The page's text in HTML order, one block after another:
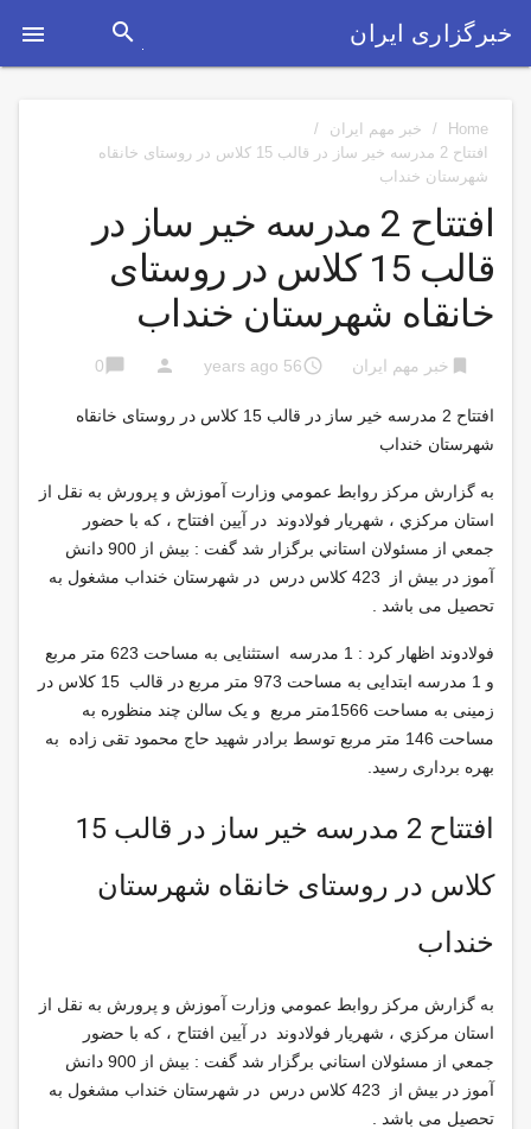
 خبرگزاری ایران search
Home
/ خبر مهم ایران
/
افتتاح 2 مدرسه خير ساز در قالب 15 کلاس در روستای خانقاه
شهرستان خنداب
افتتاح 2 مدرسه خير ساز در
قالب 15 کلاس در روستای
خانقاه شهرستان خنداب
bookmark خبر مهم ایران access_time
56 years ago
person
chat_bubble
0
افتتاح 2 مدرسه خير ساز در قالب 15 کلاس در روستای خانقاه
شهرستان خنداب
به گزارش مركز روابط عمومي وزارت آموزش و پرورش به نقل از
استان مركزي ، شهريار فولادوند در آیین افتتاح ، كه با حضور
جمعي از مسئولان استاني برگزار شد گفت : بیش از 900 دانش
آموز در بیش از 423 کلاس درس در شهرستان خنداب مشغول به
تحصیل می باشد .
فولادوند اظهار كرد :
1 مدرسه استثنایی به مساحت 623 متر مربع
و 1 مدرسه ابتدایی به مساحت 973 متر مربع در قالب 15 کلاس در
زمینی به مساحت 1566متر مربع و یک سالن چند منظوره به
مساحت 146 متر مربع توسط برادر شهید حاج محمود تقی زاده به
بهره برداری رسید.
افتتاح 2 مدرسه خير ساز در قالب 15
کلاس در روستای خانقاه شهرستان
خنداب
به گزارش مركز روابط عمومي وزارت آموزش و پرورش به نقل از
استان مركزي ، شهريار فولادوند در آیین افتتاح ، كه با حضور
جمعي از مسئولان استاني برگزار شد گفت : بیش از 900 دانش
آموز در بیش از 423 کلاس درس در شهرستان خنداب مشغول به
تحصیل می باشد .